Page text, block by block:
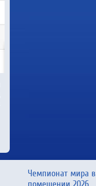
Чемпионат мира в